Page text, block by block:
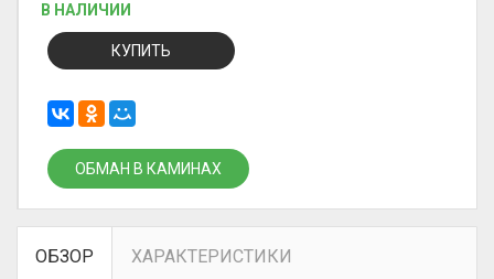
В НАЛИЧИИ
КУПИТЬ
ОБМАН В КАМИНАХ
ОБЗОР ХАРАКТЕРИСТИКИ